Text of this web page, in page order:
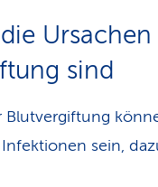
sind
Blutvergiftung
sein,